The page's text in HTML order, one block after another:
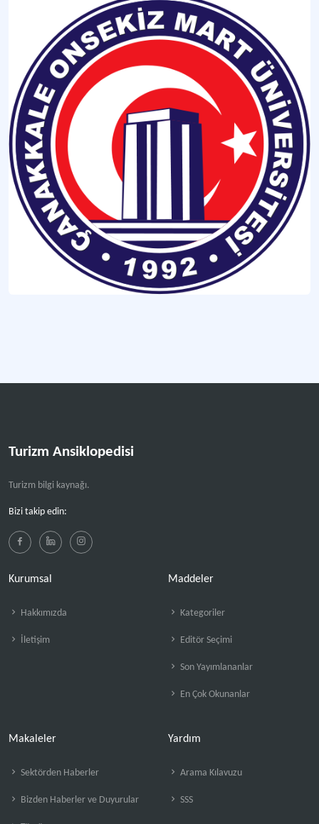
Turizm Ansiklopedisi
Turizm bilgi kaynağı.
Bizi takip edin:
Kurumsal
Hakkımızda
İletişim
Maddeler
Kategoriler
Editör Seçimi
Son Yayımlananlar
En Çok Okunanlar
Makaleler
Sektörden Haberler
Bizden Haberler ve Duyurular
Yardım
Arama Kılavuzu
SSS